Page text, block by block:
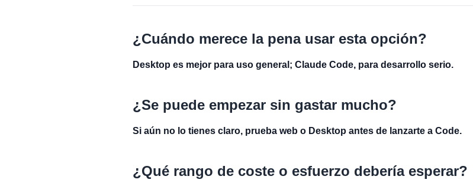
¿Cuándo merece la pena usar esta opción?
Desktop es mejor para uso general; Claude Code, para desarrollo serio.
¿Se puede empezar sin gastar mucho?
Si aún no lo tienes claro, prueba web o Desktop antes de lanzarte a Code.
¿Qué rango de coste o esfuerzo debería esperar?